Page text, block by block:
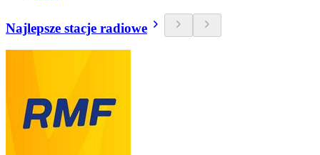
Najlepsze stacje radiowe